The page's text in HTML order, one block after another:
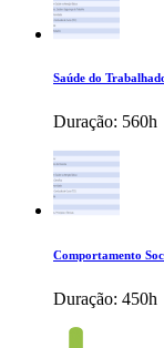
Saúde do
Duração: 560h
Comportamento
Duração: 450h